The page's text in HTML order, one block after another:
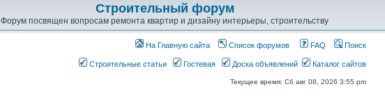
Строительный форум
Форум посвящен вопросам ремонта квартир и дизайну интерьеры, строительству
На Главную сайта Список форумов FAQ Поиск
Строительные статьи Гостевая Доска объявлений Каталог сайтов
Текущее время: Сб авг 08, 2026 3:55 pm